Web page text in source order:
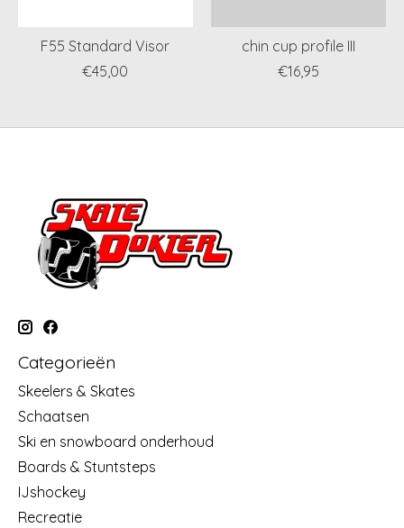
F55 Standard Visor
€45,00
chin cup profile III
€16,95
Categorieën
Skeelers & Skates
Schaatsen
Ski en snowboard onderhoud
Boards & Stuntsteps
IJshockey
Recreatie